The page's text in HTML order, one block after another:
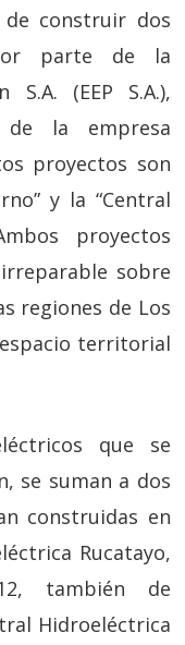
de construir dos
parte de la
S.A. (EEP S.A.),
de la empresa
proyectos son
y la “Central
proyectos
sobre
regiones de Los
espacio territorial
que se
se suman a dos
construidas en
Rucatayo,
también de
Hidroeléctrica